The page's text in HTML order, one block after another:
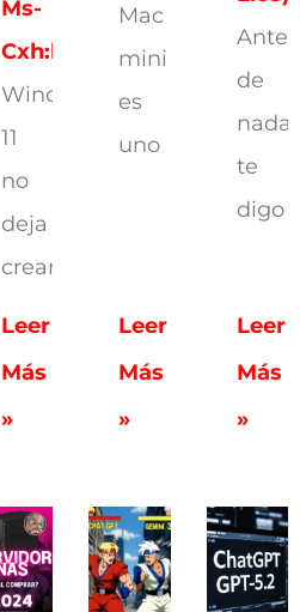
Ms-
Cxh:localonly
Windows
11
no
deja
crear
Leer
Más
»
Mac
mini
es
uno
Leer
Más
»
Antes
de
nada,
te
digo
Leer
Más
»